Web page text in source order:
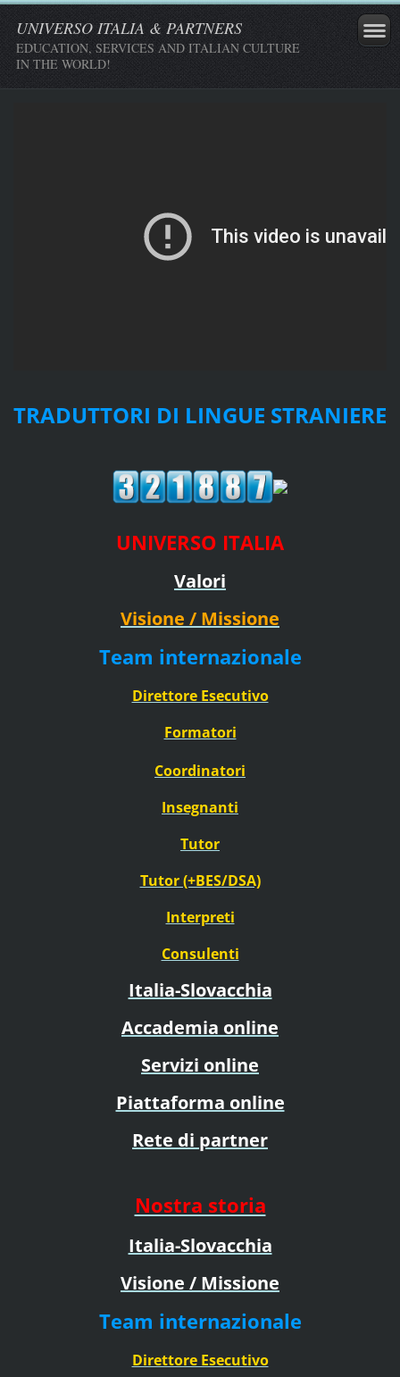
UNIVERSO ITALIA & PARTNERS
EDUCATION, SERVICES AND ITALIAN CULTURE
IN THE WORLD!
TRADUTTORI DI LINGUE STRANIERE
UNIVERSO ITALIA
Valori
Visione / Missione
Team internazionale
Direttore Esecutivo
Formatori
Coordinatori
Insegnanti
Tutor
Tutor (+BES/DSA)
Interpreti
Consulenti
Italia-Slovacchia
Accademia online
Servizi online
Piattaforma online
Rete di partner
Nostra storia
Italia-Slovacchia
Visione / Missione
Team internazionale
Direttore Esecutivo